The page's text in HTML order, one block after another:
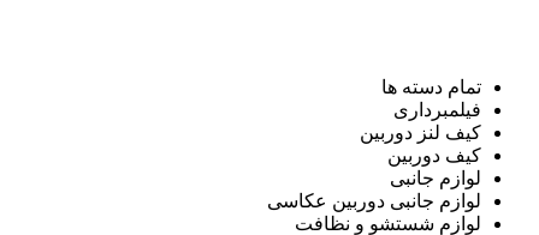
تمام دسته ها
فیلمبرداری
کیف لنز دوربین
کیف دوربین
لوازم جانبی
لوازم جانبی دوربین عکاسی
لوازم شستشو و نظافت